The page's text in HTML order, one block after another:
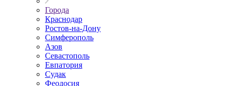
Города
Краснодар
Ростов-на-Дону
Симферополь
Азов
Севастополь
Евпатория
Судак
Феодосия